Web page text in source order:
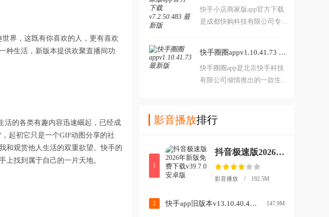
界，这既有你喜欢的人，更有喜欢
种生活，新版本提供欢聚直播间功
活的各类有趣内容迅速崛起，已经成
起初它只是一个GIF动图分享的社
和观赏他人生活的双重欲望。快手的
上找到属于自己的一片天地。
易，如果你对此感兴趣的话可
以来本站下载。
快手小店商家版app官方下载
是成都快购科技有限公司专为
有客服工具，订单管理，商品
管理，活动报名，售后管理，
评价管理等等丰富功能，可以
快手圈圈appv1.10.41.73 最新版
快手圈圈app是北京快手科技
有限公司倾情推出的一款生活
友，问大家等等丰富功能，可
轻松圈住生活所需，享受智慧
生活。
影音播放排行
1
抖音极速版2026年新版免费下载v39.7.0 安卓版
影音播放 / 192.5M
2 快手app旧版本v13.10.40.45432 安卓版 147.9M